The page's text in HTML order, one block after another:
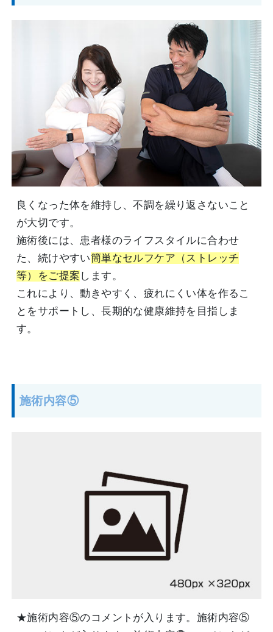
良くなった体を維持し、不調を繰り返さないこと
が大切です。
施術後には、患者様のライフスタイルに合わせ
た、続けやすい簡単なセルフケア（ストレッチ
等）をご提案 します。
これにより、動きやすく、疲れにくい体を作るこ
とをサポートし、長期的な健康維持を目指しま
す。
施術内容⑤
★施術内容⑤のコメントが入ります。施術内容⑤